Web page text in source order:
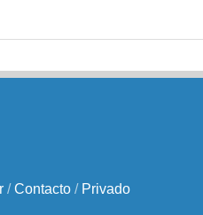
/Contacto / Privado